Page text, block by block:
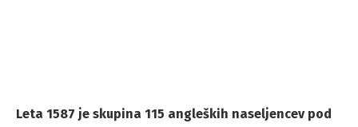
Leta 1587 je skupina 115 angleških naseljencev pod